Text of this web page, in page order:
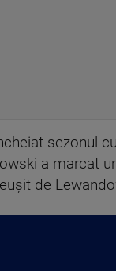
sezonul
a marcat
de